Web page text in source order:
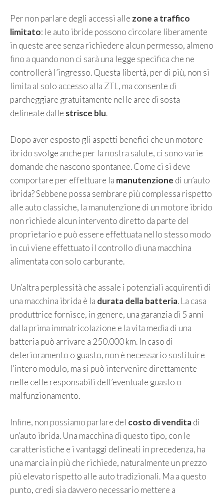
Per non parlare degli accessi alle zone a traffico
limitato: le auto ibride possono circolare liberamente
in queste aree senza richiedere alcun permesso, almeno
fino a quando non ci sarà una legge specifica che ne
controllerà l’ingresso. Questa libertà, per di più, non si
limita al solo accesso alla ZTL, ma consente di
parcheggiare gratuitamente nelle aree di sosta
delineate dalle strisce blu.
Dopo aver esposto gli aspetti benefici che un motore
ibrido svolge anche per la nostra salute, ci sono varie
domande che nascono spontanee. Come ci si deve
comportare per effettuare la manutenzione di un’auto
ibrida? Sebbene possa sembrare più complessa rispetto
alle auto classiche, la manutenzione di un motore ibrido
non richiede alcun intervento diretto da parte del
proprietario e può essere effettuata nello stesso modo
in cui viene effettuato il controllo di una macchina
alimentata con solo carburante.
Un’altra perplessità che assale i potenziali acquirenti di
una macchina ibrida è la durata della batteria. La casa
produttrice fornisce, in genere, una garanzia di 5 anni
dalla prima immatricolazione e la vita media di una
batteria può arrivare a 250.000 km. In caso di
deterioramento o guasto, non è necessario sostituire
l’intero modulo, ma si può intervenire direttamente
nelle celle responsabili dell’eventuale guasto o
malfunzionamento.
Infine, non possiamo parlare del costo di venditadi
un’auto ibrida. Una macchina di questo tipo, con le
caratteristiche e i vantaggi delineati in precedenza, ha
una marcia in più che richiede, naturalmente un prezzo
più elevato rispetto alle auto tradizionali. Ma a questo
punto, credi sia davvero necessario mettere a